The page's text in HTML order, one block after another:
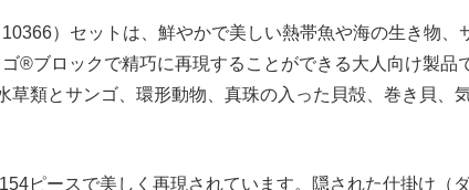
）セットは、鮮やかで美しい熱帯魚や海の生き物、
®ブロックで精巧に再現することができる大人向け製品
草類とサンゴ、環形動物、真珠の入った貝殻、巻き貝、
ピースで美しく再現されています。隠された仕掛け（